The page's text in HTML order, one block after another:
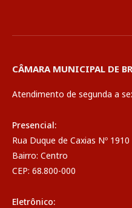
CÂMARA MUNICIPAL DE
Atendimento de segunda a
Presencial:
Rua Duque de Caxias Nº 1910
Bairro: Centro
CEP: 68.800-000
Eletrônico: